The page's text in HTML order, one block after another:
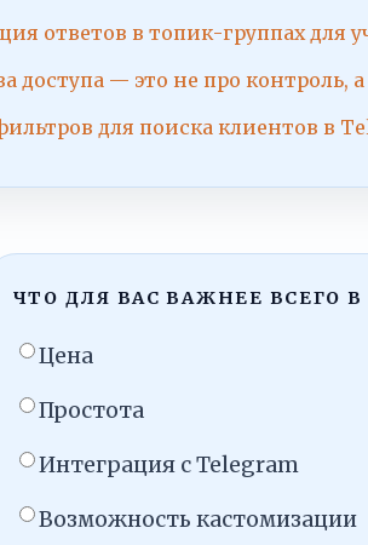
ответов в топик-группах для
доступа — это не про контроль,
для поиска клиентов в
ЧТО ДЛЯ ВАС ВАЖНЕЕ ВСЕГО В
Цена
Простота
Интеграция с Telegram
Возможность кастомизации